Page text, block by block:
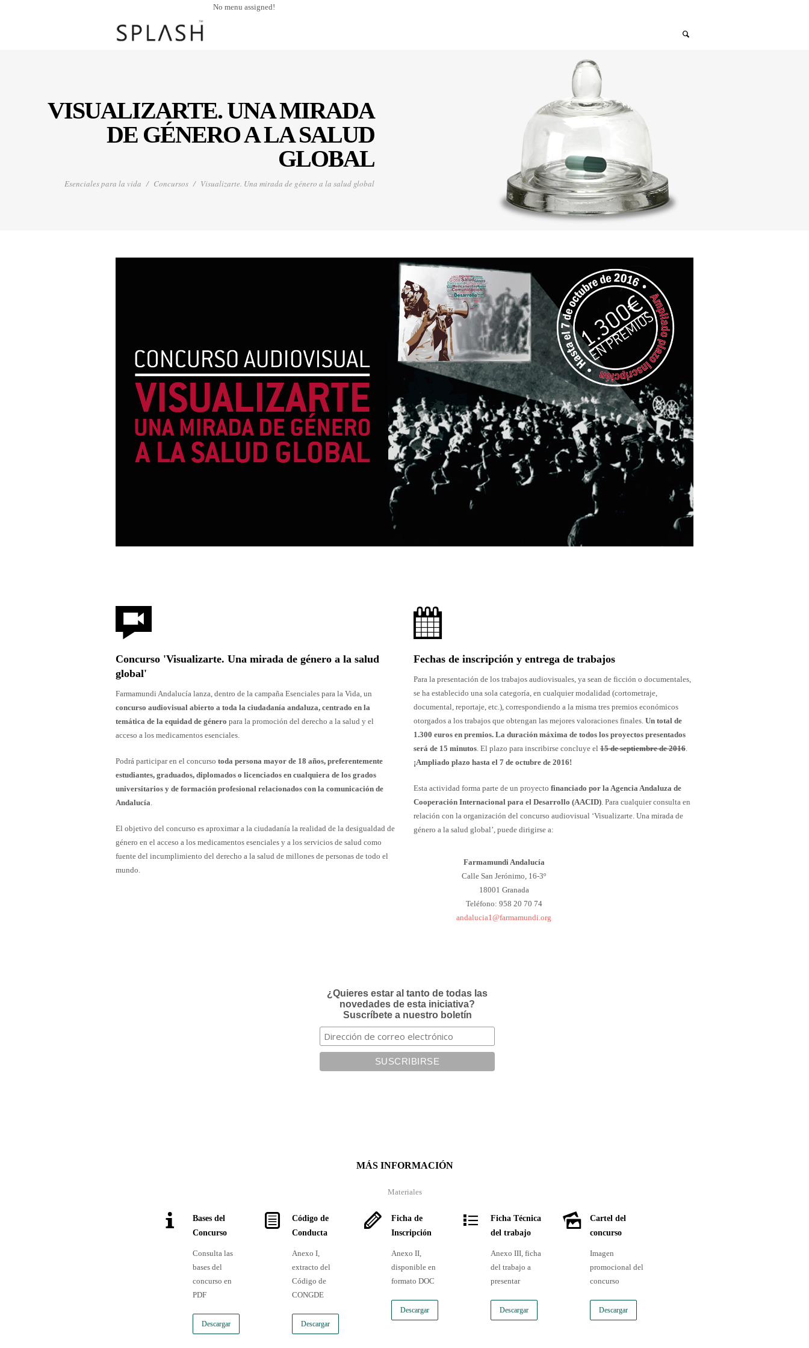
No menu assigned!
VISUALIZARTE. UNA MIRADA
DE GÉNERO A LA SALUD
GLOBAL
Esenciales para la vida Concursos Visualizarte. Una mirada de género a la salud global
Concurso 'Visualizarte. Una mirada de género a la salud
global'
Farmamundi Andalucía lanza, dentro de la campaña Esenciales para la Vida, un
concurso audiovisual abierto a toda la ciudadanía andaluza, centrado en la
temática de la equidad de género para la promoción del derecho a la salud y el
acceso a los medicamentos esenciales.
Podrá participar en el concurso toda persona mayor de 18 años, preferentemente
estudiantes, graduados, diplomados o licenciados en cualquiera de los grados
universitarios y de formación profesional relacionados con la comunicación de
Andalucía.
El objetivo del concurso es aproximar a la ciudadanía la realidad de la desigualdad de
género en el acceso a los medicamentos esenciales y a los servicios de salud como
fuente del incumplimiento del derecho a la salud de millones de personas de todo el
mundo.
Fechas de inscripción y entrega de trabajos
Para la presentación de los trabajos audiovisuales, ya sean de ficción o documentales,
se ha establecido una sola categoría, en cualquier modalidad (cortometraje,
documental, reportaje, etc.), correspondiendo a la misma tres premios económicos
otorgados a los trabajos que obtengan las mejores valoraciones finales. Un total de
1.300 euros en premios. La duración máxima de todos los proyectos presentados
será de 15 minutos. El plazo para inscribirse concluye el 15 de septiembre de 2016.
¡Ampliado plazo hasta el 7 de octubre de 2016!
Esta actividad forma parte de un proyecto financiado por la Agencia Andaluza de
Cooperación Internacional para el Desarrollo (AACID). Para cualquier consulta en
relación con la organización del concurso audiovisual ‘Visualizarte. Una mirada de
género a la salud global’, puede dirigirse a:
Farmamundi Andalucía
Calle San Jerónimo, 16-3º
18001 Granada
Teléfono: 958 20 70 74
andalucia1@farmamundi.org
¿Quieres estar al tanto de todas las
novedades de esta iniciativa?
Suscríbete a nuestro boletín
MÁS INFORMACIÓN
Materiales
Bases del
Concurso
Consulta las
bases del
concurso en
PDF
Descargar
Código de
Conducta
Anexo I,
extracto del
Código de
CONGDE
Descargar
Ficha de
Inscripción
Anexo II,
disponible en
formato DOC
Descargar
Ficha Técnica
del trabajo
Anexo III, ficha
del trabajo a
presentar
Descargar
Cartel del
concurso
Imagen
promocional del
concurso
Descargar